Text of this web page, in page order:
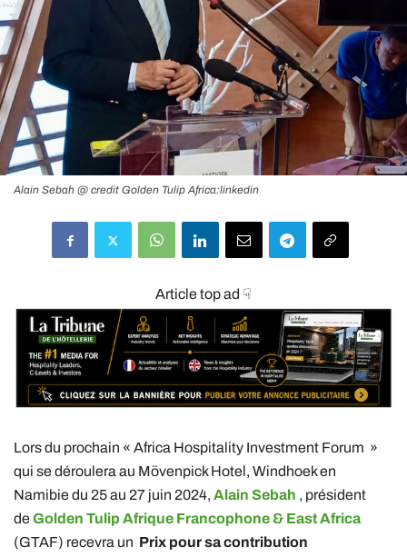
Alain Sebah @ credit Golden Tulip Africa:linkedin
Article top ad ☟
Lors du prochain « Africa Hospitality Investment Forum »
qui se déroulera au Mövenpick Hotel, Windhoek en
Namibie du 25 au 27 juin 2024, Alain Sebah , président
deGolden Tulip Afrique Francophone & East Africa
(GTAF) recevra un Prix pour sa contribution